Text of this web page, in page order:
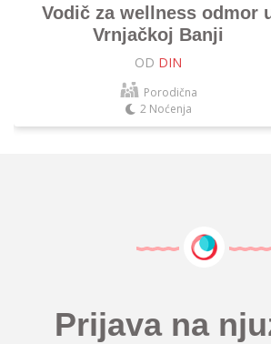
Vodič za wellness odmor
Vrnjačkoj Banji
OD DIN
Porodična
2 Noćenja
Prijava na